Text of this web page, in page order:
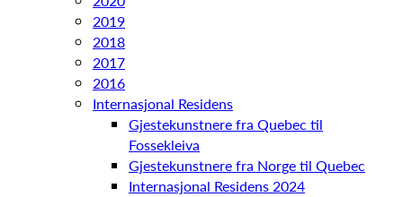
2019
2018
2017
2016
Internasjonal Residens
Gjestekunstnere fra Quebec til
Fossekleiva
Gjestekunstnere fra Norge til Quebec
Internasjonal Residens 2024